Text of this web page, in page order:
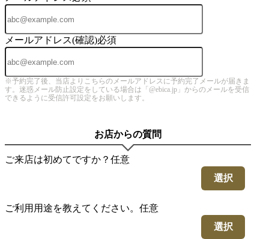
メールアドレス(確認)必須
※予約完了後、当店よりこちらのメールアドレスに予約完了メールが届きま
す。迷惑メール防止設定をしている場合は「@ebica.jp」からのメールを受信
できるように受信許可設定をお願いします。
お店からの質問
ご来店は初めてですか？ 任意
選択
ご利用用途を教えてください。 任意
選択